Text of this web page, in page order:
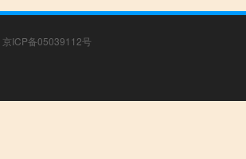
京ICP备05039112号